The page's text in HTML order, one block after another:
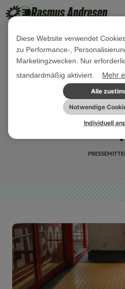
01.
Die
aufhören! Ursula
sollte den
mehr
Diese Website verwendet
zu Performance-,
Marketingzwecken. Nur
standardmäßig aktiviert.
Mehr
Alle
Notwendige
Individuell